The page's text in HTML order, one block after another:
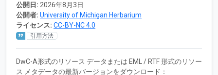
公開日: 2026年8月3日
公開者: University of Michigan Herbarium
ライセンス: CC-BY-NC 4.0
引用方法
DwC-A形式のリソース データまたは EML / RTF 形式のリソー
ス メタデータの最新バージョンをダウンロード：